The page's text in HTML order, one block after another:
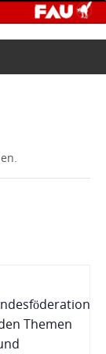
Themen